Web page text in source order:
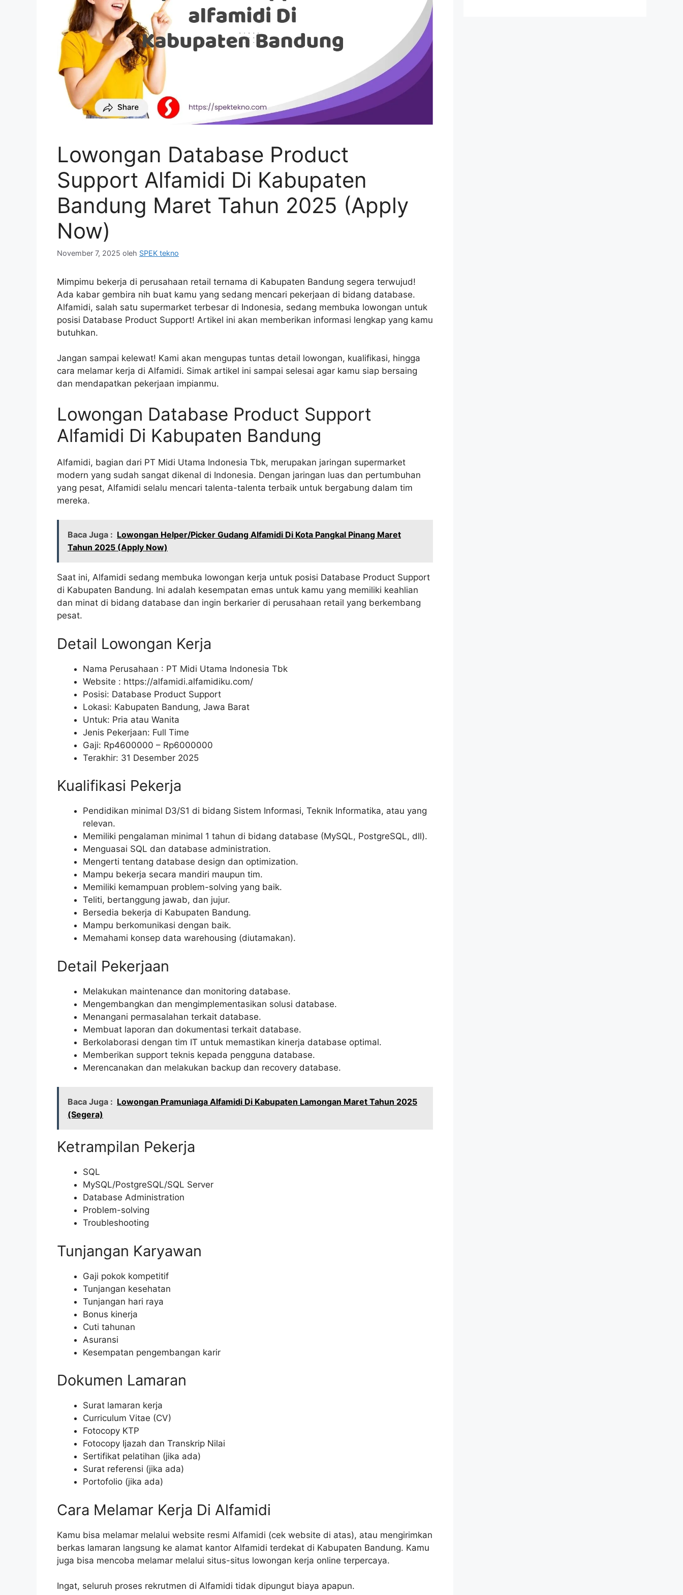
Lowongan Database Product
Support Alfamidi Di Kabupaten
Bandung Maret Tahun 2025 (Apply
Now)
November 7, 2025 oleh SPEK tekno
Mimpimu bekerja di perusahaan retail ternama di Kabupaten Bandung segera terwujud!
Ada kabar gembira nih buat kamu yang sedang mencari pekerjaan di bidang database.
Alfamidi, salah satu supermarket terbesar di Indonesia, sedang membuka lowongan untuk
posisi Database Product Support! Artikel ini akan memberikan informasi lengkap yang kamu
butuhkan.
Jangan sampai kelewat! Kami akan mengupas tuntas detail lowongan, kualifikasi, hingga
cara melamar kerja di Alfamidi. Simak artikel ini sampai selesai agar kamu siap bersaing
dan mendapatkan pekerjaan impianmu.
Lowongan Database Product Support
Alfamidi Di Kabupaten Bandung
Alfamidi, bagian dari PT Midi Utama Indonesia Tbk, merupakan jaringan supermarket
modern yang sudah sangat dikenal di Indonesia. Dengan jaringan luas dan pertumbuhan
yang pesat, Alfamidi selalu mencari talenta-talenta terbaik untuk bergabung dalam tim
mereka.
Baca Juga : Lowongan Helper/Picker Gudang Alfamidi Di Kota Pangkal Pinang Maret
Tahun 2025 (Apply Now)
Saat ini, Alfamidi sedang membuka lowongan kerja untuk posisi Database Product Support
di Kabupaten Bandung. Ini adalah kesempatan emas untuk kamu yang memiliki keahlian
dan minat di bidang database dan ingin berkarier di perusahaan retail yang berkembang
pesat.
Detail Lowongan Kerja
Nama Perusahaan : PT Midi Utama Indonesia Tbk
Website : https://alfamidi.alfamidiku.com/
Posisi: Database Product Support
Lokasi: Kabupaten Bandung, Jawa Barat
Untuk: Pria atau Wanita
Jenis Pekerjaan: Full Time
Gaji: Rp4600000 – Rp6000000
Terakhir: 31 Desember 2025
Kualifikasi Pekerja
Pendidikan minimal D3/S1 di bidang Sistem Informasi, Teknik Informatika, atau yang
relevan.
Memiliki pengalaman minimal 1 tahun di bidang database (MySQL, PostgreSQL, dll).
Menguasai SQL dan database administration.
Mengerti tentang database design dan optimization.
Mampu bekerja secara mandiri maupun tim.
Memiliki kemampuan problem-solving yang baik.
Teliti, bertanggung jawab, dan jujur.
Bersedia bekerja di Kabupaten Bandung.
Mampu berkomunikasi dengan baik.
Memahami konsep data warehousing (diutamakan).
Detail Pekerjaan
Melakukan maintenance dan monitoring database.
Mengembangkan dan mengimplementasikan solusi database.
Menangani permasalahan terkait database.
Membuat laporan dan dokumentasi terkait database.
Berkolaborasi dengan tim IT untuk memastikan kinerja database optimal.
Memberikan support teknis kepada pengguna database.
Merencanakan dan melakukan backup dan recovery database.
Baca Juga : Lowongan Pramuniaga Alfamidi Di Kabupaten Lamongan Maret Tahun 2025
(Segera)
Ketrampilan Pekerja
SQL
MySQL/PostgreSQL/SQL Server
Database Administration
Problem-solving
Troubleshooting
Tunjangan Karyawan
Gaji pokok kompetitif
Tunjangan kesehatan
Tunjangan hari raya
Bonus kinerja
Cuti tahunan
Asuransi
Kesempatan pengembangan karir
Dokumen Lamaran
Surat lamaran kerja
Curriculum Vitae (CV)
Fotocopy KTP
Fotocopy Ijazah dan Transkrip Nilai
Sertifikat pelatihan (jika ada)
Surat referensi (jika ada)
Portofolio (jika ada)
Cara Melamar Kerja Di Alfamidi
Kamu bisa melamar melalui website resmi Alfamidi (cek website di atas), atau mengirimkan
berkas lamaran langsung ke alamat kantor Alfamidi terdekat di Kabupaten Bandung. Kamu
juga bisa mencoba melamar melalui situs-situs lowongan kerja online terpercaya.
Ingat, seluruh proses rekrutmen di Alfamidi tidak dipungut biaya apapun.